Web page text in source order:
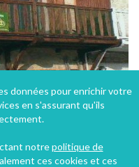
données pour enrichir votre
en s'assurant qu'ils
notrepolitique de
ces cookies et ces